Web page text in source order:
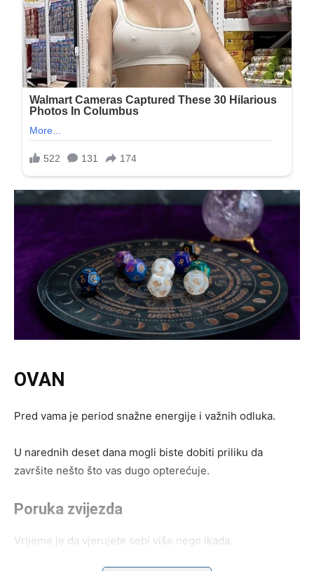
OVAN
Pred vama je period snažne energije i važnih odluka.
U narednih deset dana mogli biste dobiti priliku da
završite nešto što vas dugo opterećuje.
Poruka zvijezda
Vrijeme je da vjerujete sebi više nego ikada.